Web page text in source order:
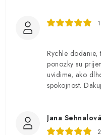
Rychle dodanie,
ponozky su
uvidime, ako
spokojnost.
Jana Sehnalová